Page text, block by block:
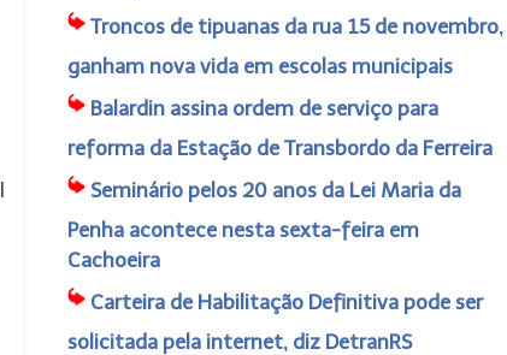
Troncos de tipuanas da rua 15 de novembro,
ganham nova vida em escolas municipais
Balardin assina ordem de serviço para
reforma da Estação de Transbordo da Ferreira
Seminário pelos 20 anos da Lei Maria da
Penha acontece nesta sexta-feira em
Cachoeira
Carteira de Habilitação Definitiva pode ser
solicitada pela internet, diz DetranRS